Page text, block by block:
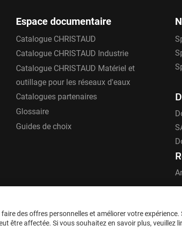
Espace documentaire
Catalogue CHRISTAUD
Catalogue CHRISTAUD Industrie
Catalogue CHRISTAUD Matériel et
outillage pour les réseaux d'eaux
Catalogues partenaires
Glossaire
Guides de choix
des offres personnelles et améliorer votre expérience.
être affectée. Si vous souhaitez en savoir plus, veuillez